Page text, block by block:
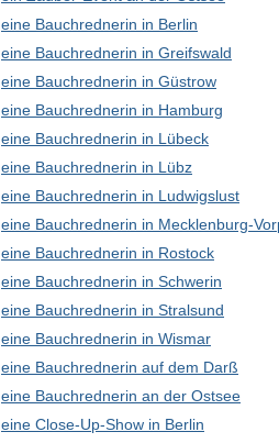
eine Bauchrednerin in Berlin
eine Bauchrednerin in Greifswald
eine Bauchrednerin in Güstrow
eine Bauchrednerin in Hamburg
eine Bauchrednerin in Lübeck
eine Bauchrednerin in Lübz
eine Bauchrednerin in Ludwigslust
eine Bauchrednerin in Mecklenburg-
eine Bauchrednerin in Rostock
eine Bauchrednerin in Schwerin
eine Bauchrednerin in Stralsund
eine Bauchrednerin in Wismar
eine Bauchrednerin auf dem Darß
eine Bauchrednerin an der Ostsee
eine Close-Up-Show in Berlin